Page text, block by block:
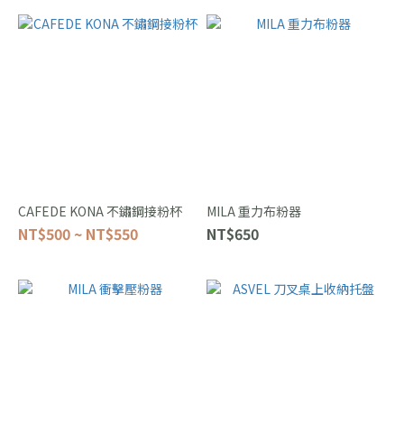
CAFEDE KONA 不鏽鋼接粉杯
NT$500 ~ NT$550
MILA 重力布粉器
NT$650